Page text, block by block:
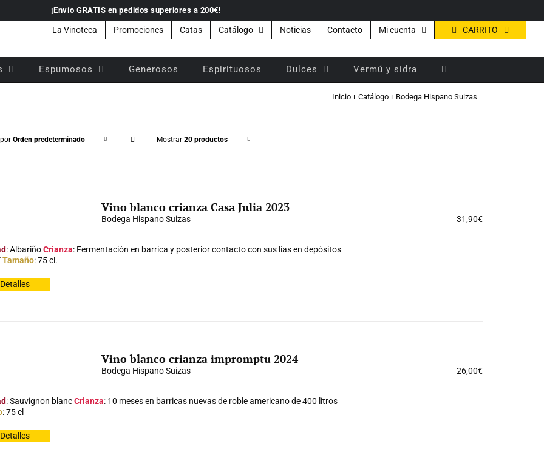
¡Envío GRATIS en pedidos superiores a 200€!
La Vinoteca Promociones Catas Catálogo Noticias Contacto Mi cuenta CARRITO
Espumosos Generosos Espirituosos Dulces Vermú y sidra
Inicio Catálogo Bodega Hispano Suizas
porOrden predeterminado Mostrar20 productos
Vino blanco crianza Casa Julia 2023
Bodega Hispano Suizas 31,90€
: AlbariñoCrianza: Fermentación en barrica y posterior contacto con sus lías en depósitos
Tamaño: 75 cl.
Detalles
Vino blanco crianza impromptu 2024
Bodega Hispano Suizas 26,00€
: Sauvignon blancCrianza: 10 meses en barricas nuevas de roble americano de 400 litros
: 75 cl
Detalles